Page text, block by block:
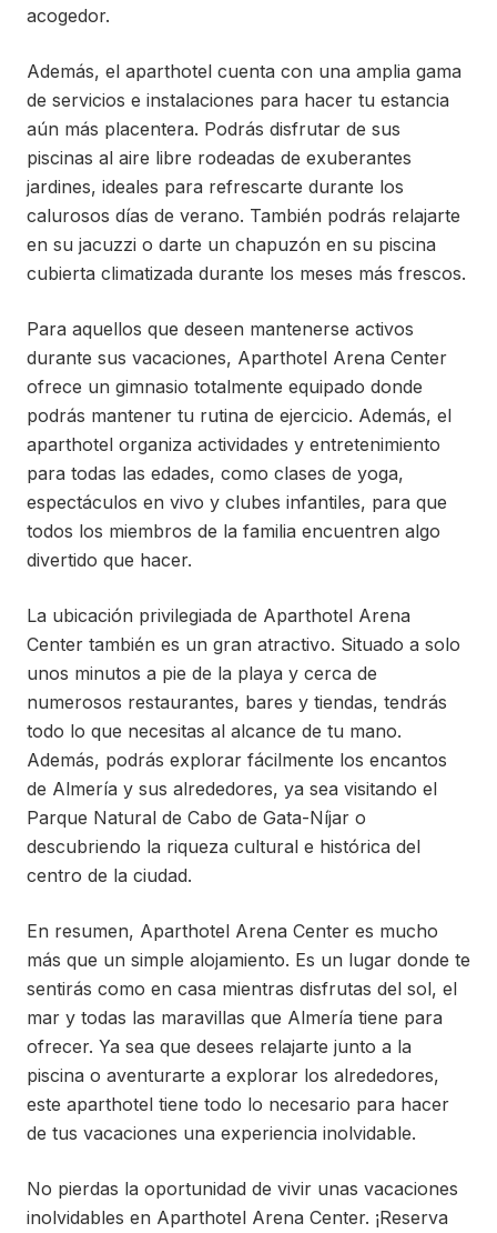
acogedor.
Además, el aparthotel cuenta con una amplia gama
de servicios e instalaciones para hacer tu estancia
aún más placentera. Podrás disfrutar de sus
piscinas al aire libre rodeadas de exuberantes
jardines, ideales para refrescarte durante los
calurosos días de verano. También podrás relajarte
en su jacuzzi o darte un chapuzón en su piscina
cubierta climatizada durante los meses más frescos.
Para aquellos que deseen mantenerse activos
durante sus vacaciones, Aparthotel Arena Center
ofrece un gimnasio totalmente equipado donde
podrás mantener tu rutina de ejercicio. Además, el
aparthotel organiza actividades y entretenimiento
para todas las edades, como clases de yoga,
espectáculos en vivo y clubes infantiles, para que
todos los miembros de la familia encuentren algo
divertido que hacer.
La ubicación privilegiada de Aparthotel Arena
Center también es un gran atractivo. Situado a solo
unos minutos a pie de la playa y cerca de
numerosos restaurantes, bares y tiendas, tendrás
todo lo que necesitas al alcance de tu mano.
Además, podrás explorar fácilmente los encantos
de Almería y sus alrededores, ya sea visitando el
Parque Natural de Cabo de Gata-Níjar o
descubriendo la riqueza cultural e histórica del
centro de la ciudad.
En resumen, Aparthotel Arena Center es mucho
más que un simple alojamiento. Es un lugar donde te
sentirás como en casa mientras disfrutas del sol, el
mar y todas las maravillas que Almería tiene para
ofrecer. Ya sea que desees relajarte junto a la
piscina o aventurarte a explorar los alrededores,
este aparthotel tiene todo lo necesario para hacer
de tus vacaciones una experiencia inolvidable.
No pierdas la oportunidad de vivir unas vacaciones
inolvidables en Aparthotel Arena Center. ¡Reserva